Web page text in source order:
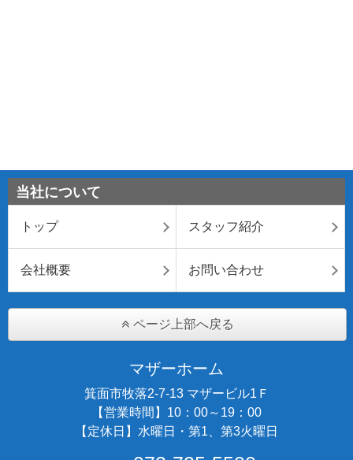
当社について
トップ スタッフ紹介
会社概要 お問い合わせ
ページ上部へ戻る
マザーホーム
箕面市牧落2-7-13 マザービル1Ｆ
【営業時間】10：00～19：00
【定休日】水曜日・第1、第3火曜日